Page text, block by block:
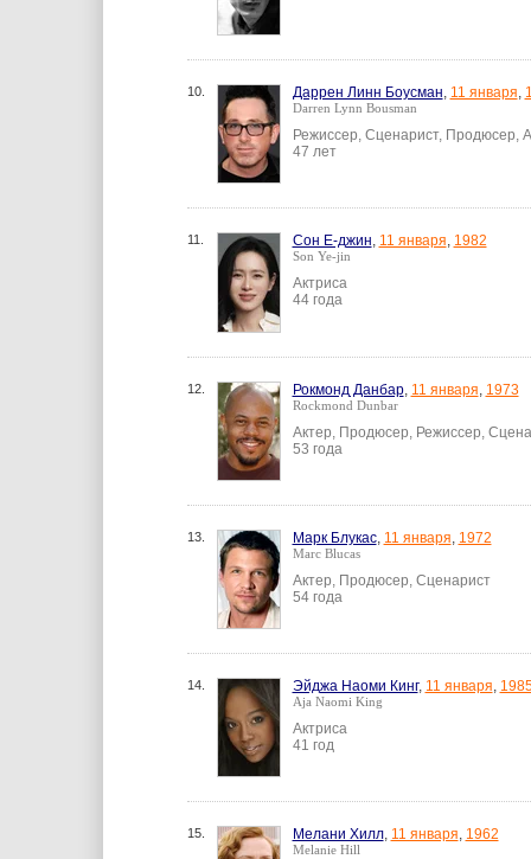
10. Даррен Линн Боусман, 11 января,
Darren Lynn Bousman
Режиссер, Сценарист, Продюсер,
47 лет
11. Сон Е-джин, 11 января, 1982
Son Ye-jin
Актриса
44 года
12. Рокмонд Данбар, 11 января, 1973
Rockmond Dunbar
Актер, Продюсер, Режиссер,
53 года
13. Марк Блукас, 11 января, 1972
Marc Blucas
Актер, Продюсер, Сценарист
54 года
14. Эйджа Наоми Кинг, 11 января,
Aja Naomi King
Актриса
41 год
15. Мелани Хилл, 11 января, 1962
Melanie Hill